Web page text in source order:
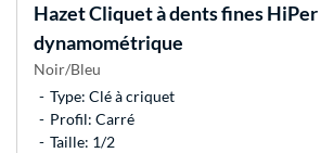
HazetCliquet à dents fines HiPer
dynamométrique
Noir/Bleu
Type: Clé à criquet
Profil: Carré
Taille: 1/2